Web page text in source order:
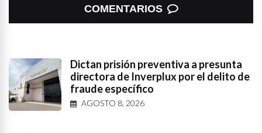
COMENTARIOS
Dictan prisión preventiva a presunta
directora de Inverplux por el delito de
fraude específico
AGOSTO 8, 2026